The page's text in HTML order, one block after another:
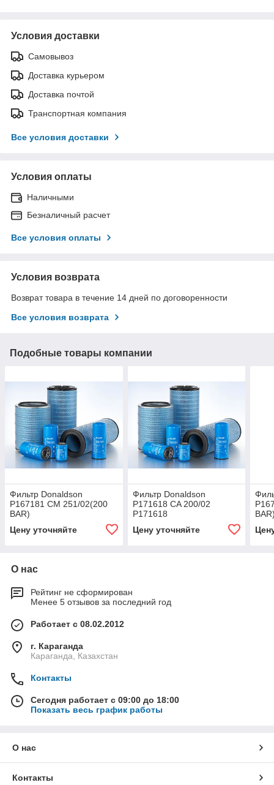
Условия доставки
Самовывоз
Доставка курьером
Доставка почтой
Транспортная компания
Все условия доставки
Условия оплаты
Наличными
Безналичный расчет
Все условия оплаты
Условия возврата
Возврат товара в течение 14 дней по договоренности
Все условия возврата
Подобные товары компании
Фильтр Donaldson
P167181 CM 251/02(200
BAR)
Цену уточняйте
Фильтр Donaldson
P171618 CA 200/02
P171618
Цену уточняйте
О нас
Рейтинг не сформирован
Менее 5 отзывов за последний год
Работает с 08.02.2012
г. Караганда
Караганда, Казахстан
Контакты
Сегодня работает с 09:00 до 18:00
Показать весь график работы
О нас
Контакты